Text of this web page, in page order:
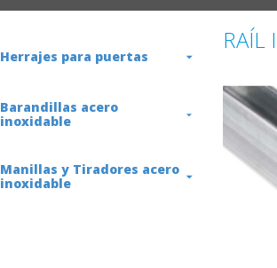
Herrajes para puertas
Barandillas acero
inoxidable
Manillas y Tiradores acero
inoxidable
RAÍL